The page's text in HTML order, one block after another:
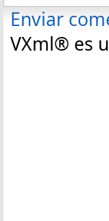
Enviar
VXml® es